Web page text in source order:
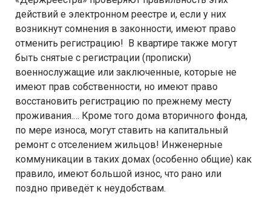
действий е электронном реестре и, если у них
возникнут сомнения в законности, имеют право
отменить регистрацию! В квартире также могут
быть снятые с регистрации (прописки)
военнослужащие или заключенные, которые не
имеют прав собственности, но имеют право
восстановить регистрацию по прежнему месту
проживания.… Кроме того дома вторичного фонда,
по мере износа, могут ставить на капитальный
ремонт с отселением жильцов! Инженерные
коммуникации в таких домах (особенно общие) как
правило, имеют большой износ, что рано или
поздно приведёт к неудобствам.